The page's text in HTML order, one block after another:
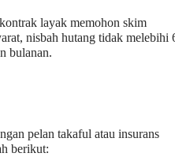
layak memohon skim
nisbah hutang tidak melebihi
bulanan.
pelan takaful atau insurans
berikut: